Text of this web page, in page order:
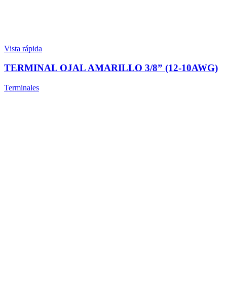
Vista rápida
TERMINAL OJAL AMARILLO 3/8” (12-10AWG)
Terminales